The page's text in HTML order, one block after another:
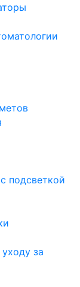
подсветкой
за